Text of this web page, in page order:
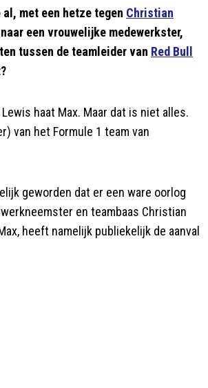
met een hetze tegen Christian
een vrouwelijke medewerkster,
tussen de teamleider van Red Bull
haat Max. Maar dat is niet alles.
van het Formule 1 team van
geworden dat er een ware oorlog
en teambaas Christian
heeft namelijk publiekelijk de aanval